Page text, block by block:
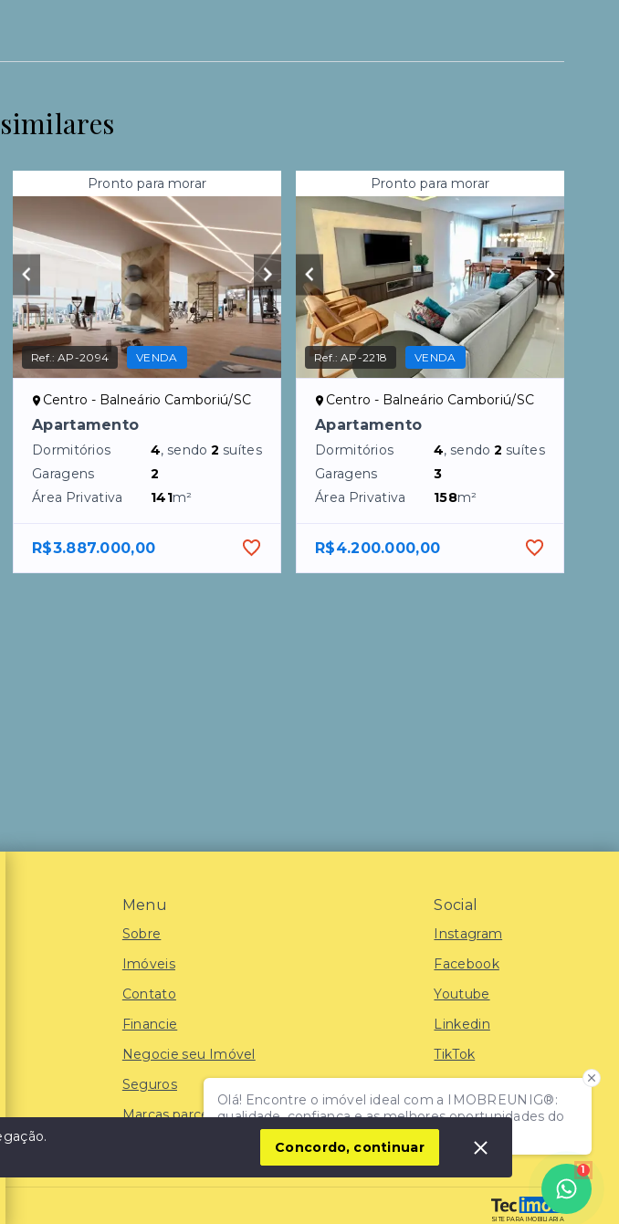
Pronto para morar
Ref.:AP-2094 VENDA
Centro - Balneário Camboriú/SC
Apartamento
Dormitórios 4, sendo2 suítes
Garagens
2
Área Privativa
141m²
R$3.887.000,00
Pronto para morar
Ref.:AP-2218 VENDA
Centro - Balneário Camboriú/SC
Apartamento
Dormitórios 4, sendo2 suítes
Garagens
3
Área Privativa
158m²
R$4.200.000,00
Olá! Encontre o imóvel ideal com a IMOBREUNIG®:
qualidade, confiança e as melhores oportunidades do
mercado!
1
Menu
Sobre
Imóveis
Contato
Financie
Negocie seu Imóvel
Seguros
Marcas parceiras
Social
Instagram
Facebook
Youtube
Linkedin
TikTok
SITE PARA IMOBILIARIA
Concordo, continuar